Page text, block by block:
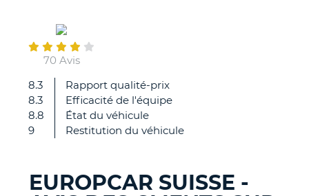
70 Avis
8.3
8.3
8.8
9
Rapport qualité-prix
Efficacité de l'équipe
État du véhicule
Restitution du véhicule
Je
suis
très
client
EUROPCAR SUISSE -